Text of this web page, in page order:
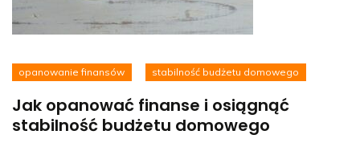
opanowanie finansów stabilność budżetu domowego
Jak opanować finanse i osiągnąć
stabilność budżetu domowego